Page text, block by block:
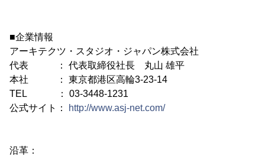
■企業情報
アーキテクツ・スタジオ・ジャパン株式会社
代表 ： 代表取締役社長 丸山 雄平
本社 ： 東京都港区高輪3-23-14
TEL ： 03-3448-1231
公式サイト：
http://www.asj-net.com/
沿革：